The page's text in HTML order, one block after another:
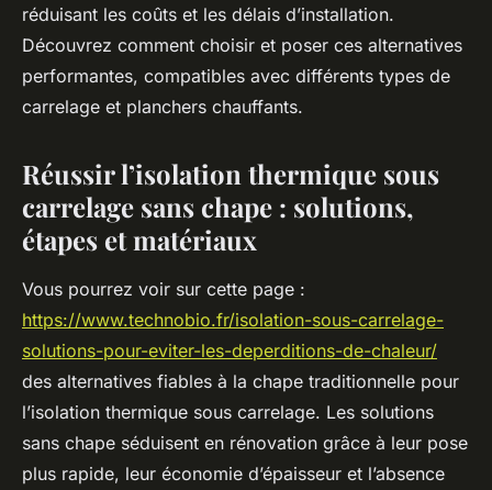
réduisant les coûts et les délais d’installation.
Découvrez comment choisir et poser ces alternatives
performantes, compatibles avec différents types de
carrelage et planchers chauffants.
Réussir l’isolation thermique sous
carrelage sans chape : solutions,
étapes et matériaux
Vous pourrez voir sur cette page :
https://www.technobio.fr/isolation-sous-carrelage-
solutions-pour-eviter-les-deperditions-de-chaleur/
des alternatives fiables à la chape traditionnelle pour
l’isolation thermique sous carrelage. Les solutions
sans chape séduisent en rénovation grâce à leur pose
plus rapide, leur économie d’épaisseur et l’absence